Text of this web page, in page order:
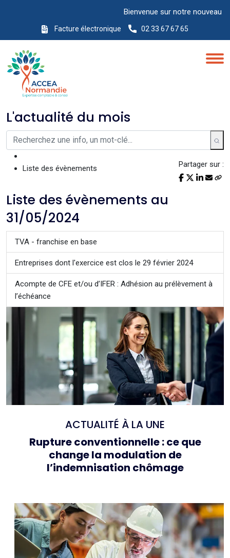
Bienvenue sur notre nouveau
Facture électronique 02 33 67 67 65
L'actualité du mois
Liste des évènements Partager sur :
Liste des évènements au
31/05/2024
TVA - franchise en base
Entreprises dont l'exercice est clos le 29 février 2024
Acompte de CFE et/ou d’IFER : Adhésion au prélèvement à
l’échéance
ACTUALITÉ À LA UNE
Rupture conventionnelle : ce que
change la modulation de
l’indemnisation chômage